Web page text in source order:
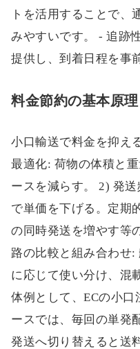
トを活用することで
みやすいです。 - 追跡
提供し、到着日程を事
料金節約の基本原理
小口輸送で料金を抑え
最適化: 荷物の体積と
ースを減らす。 2) 発
で単価を下げる。定期
の同時発送を増やす等
路の比較と組み合わせ
に応じて使い分け、混
体例として、ECの小
ースでは、毎回の単発
発送へ切り替えると送